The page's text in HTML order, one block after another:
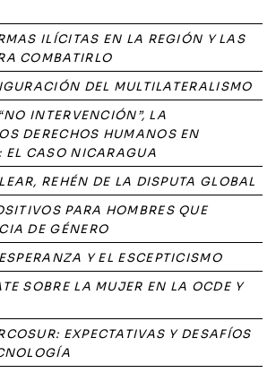
ILÍCITAS EN LA REGIÓN Y LAS
COMBATIRLO
DEL MULTILATERALISMO
INTERVENCIÓN”, LA
DERECHOS HUMANOS EN
EL CASO NICARAGUA
REHÉN DE LA DISPUTA GLOBAL
PARA HOMBRES QUE
DE GÉNERO
Y EL ESCEPTICISMO
SOBRE LA MUJER EN LA OCDE Y
EXPECTATIVAS Y DESAFÍOS